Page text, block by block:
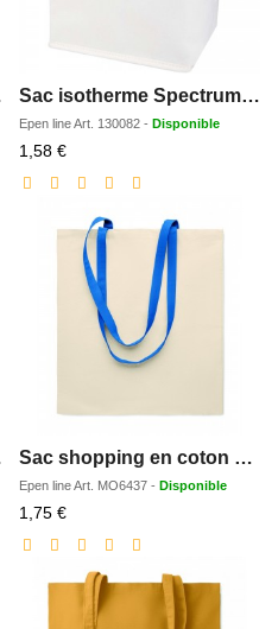
Sac isotherme Spectrum non tisse recycle GRS de 4L pour 6 canettes
Epen lineArt. 130082 - Disponible
1,58 €Prix
réduit
Sac shopping en coton 140 gr/m²
Epen lineArt. MO6437 - Disponible
1,75 €Prix
réduit